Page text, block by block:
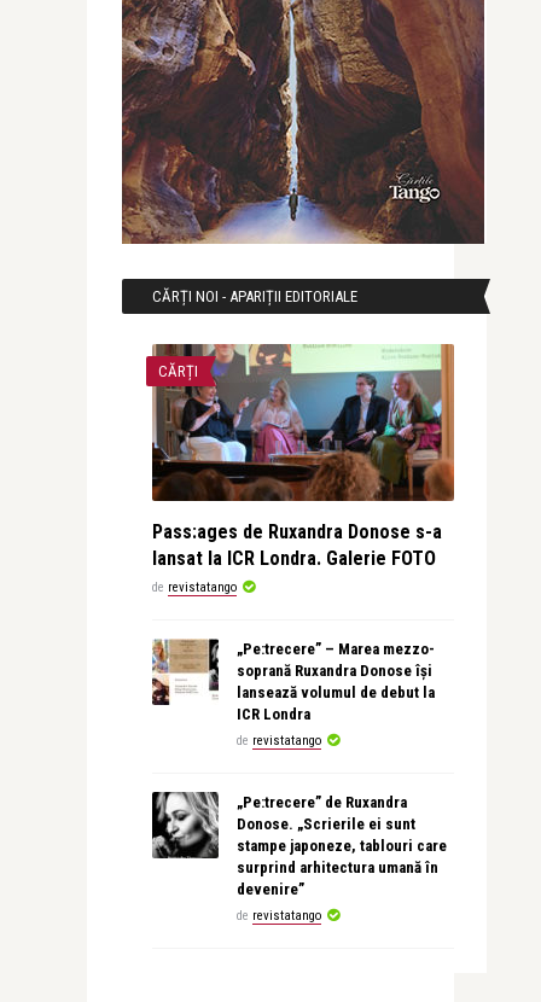
CĂRȚI NOI - APARIȚII EDITORIALE
CĂRȚI
Pass:ages de Ruxandra Donose s-a
lansat la ICR Londra. Galerie FOTO
de revistatango
„Pe:trecere” – Marea mezzo-
soprană Ruxandra Donose își
lansează volumul de debut la
ICR Londra
de revistatango
„Pe:trecere” de Ruxandra
Donose. „Scrierile ei sunt
stampe japoneze, tablouri care
surprind arhitectura umană în
devenire”
de revistatango